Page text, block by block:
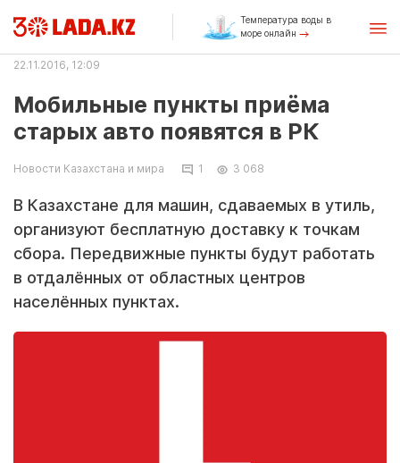
Температура воды в
море онлайн
22.11.2016, 12:09
Мобильные пункты приёма
старых авто появятся в РК
Новости Казахстана и мира 1 3 068
В Казахстане для машин, сдаваемых в утиль,
организуют бесплатную доставку к точкам
сбора. Передвижные пункты будут работать
в отдалённых от областных центров
населённых пунктах.